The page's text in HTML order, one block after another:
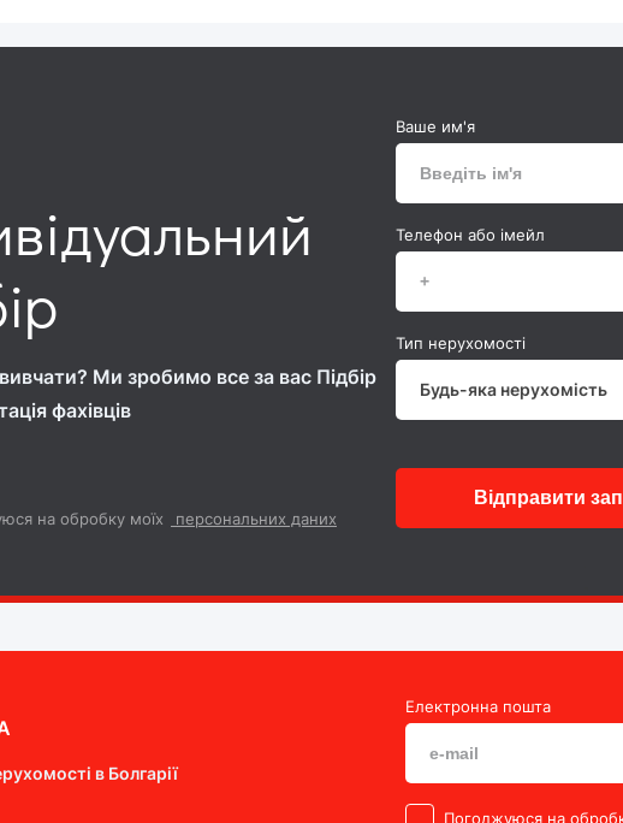
Ми зробимо все за вас Підбір
фахівців
Ваше им'я
Телефон або імейл
Тип нерухомості
Будь-яка нерухомість
Відправити
на обробку моїх персональних даних
в Болгарії
Електронна пошта
Погоджуюся на